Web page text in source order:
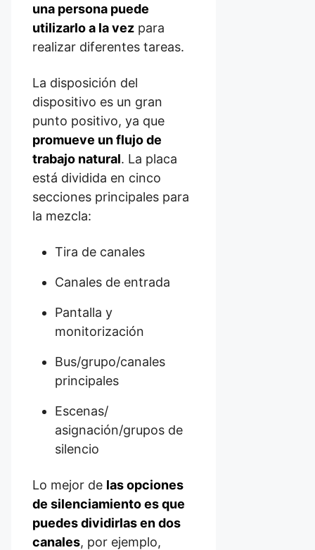
una persona puede
utilizarlo a la vez para
realizar diferentes tareas.
La disposición del
dispositivo es un gran
punto positivo, ya que
promueve un flujo de
trabajo natural. La placa
está dividida en cinco
secciones principales para
la mezcla:
Tira de canales
Canales de entrada
Pantalla y
monitorización
Bus/grupo/canales
principales
Escenas/
asignación/grupos de
silencio
Lo mejor de las opciones
de silenciamiento es que
puedes dividirlas en dos
canales, por ejemplo,